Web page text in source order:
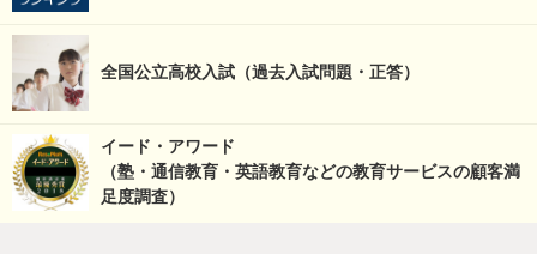
全国公立高校入試（過去入試問題・正答）
イード・アワード
（塾・通信教育・英語教育などの教育サービスの顧客満
足度調査）